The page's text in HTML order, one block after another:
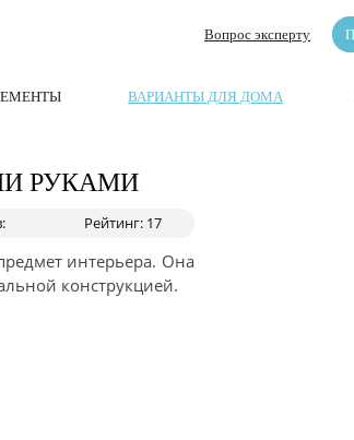
Вопрос эксперту
ВАРИАНТЫ ДЛЯ ДОМА
РУКАМИ
Рейтинг: 17
интерьера. Она
конструкцией.